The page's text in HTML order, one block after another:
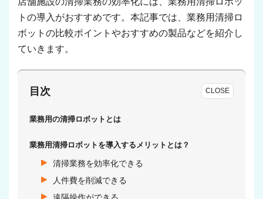
トの導入がおすすめです。本記事では、業務用清掃ロ
ボットの比較ポイントやおすすめの製品などを紹介し
ていきます。
目次 CLOSE
業務用の清掃ロボットとは
業務用清掃ロボットを導入するメリットとは？
清掃業務を効率化できる
人件費を削減できる
遠隔操作ができる